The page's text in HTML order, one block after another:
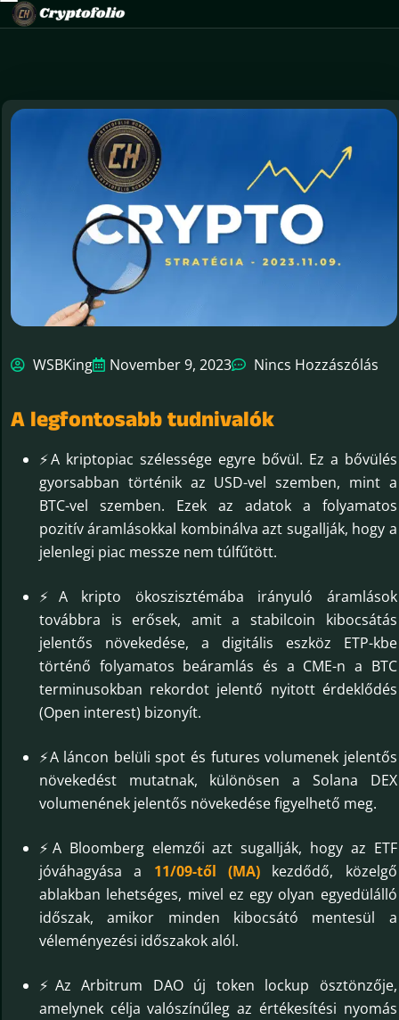
WSBKing November 9, 2023 Nincs Hozzászólás
A legfontosabb tudnivalók
⚡A kriptopiac szélessége egyre bővül. Ez a bővülés
gyorsabban történik az USD-vel szemben, mint a
BTC-vel szemben. Ezek az adatok a folyamatos
pozitív áramlásokkal kombinálva azt sugallják, hogy a
jelenlegi piac messze nem túlfűtött.
⚡A kripto ökoszisztémába irányuló áramlások
továbbra is erősek, amit a stabilcoin kibocsátás
jelentős növekedése, a digitális eszköz ETP-kbe
történő folyamatos beáramlás és a CME-n a BTC
terminusokban rekordot jelentő nyitott érdeklődés
(Open interest) bizonyít.
⚡A láncon belüli spot és futures volumenek jelentős
növekedést mutatnak, különösen a Solana DEX
volumenének jelentős növekedése figyelhető meg.
⚡A Bloomberg elemzői azt sugallják, hogy az ETF
jóváhagyása a 11/09-től (MA) kezdődő, közelgő
ablakban lehetséges, mivel ez egy olyan egyedülálló
időszak, amikor minden kibocsátó mentesül a
véleményezési időszakok alól.
⚡Az Arbitrum DAO új token lockup ösztönzője,
amelynek célja valószínűleg az értékesítési nyomás